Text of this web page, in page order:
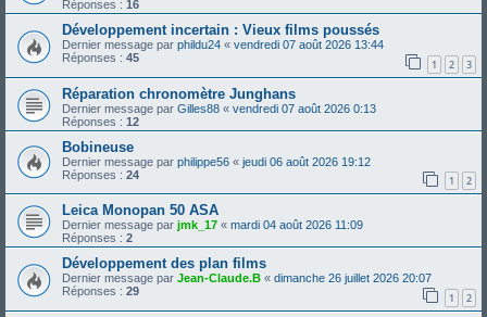
Réponses : 16
Développement incertain : Vieux films poussés
Dernier message par phildu24 « vendredi 07 août 2026 13:44
Réponses : 45 1 2 3
Réparation chronomètre Junghans
Dernier message par Gilles88 « vendredi 07 août 2026 0:13
Réponses : 12
Bobineuse
Dernier message par philippe56 « jeudi 06 août 2026 19:12
Réponses : 24 1 2
Leica Monopan 50 ASA
Dernier message par jmk_17 « mardi 04 août 2026 11:09
Réponses : 2
Développement des plan films
Dernier message par Jean-Claude.B « dimanche 26 juillet 2026 20:07
Réponses : 29 1 2